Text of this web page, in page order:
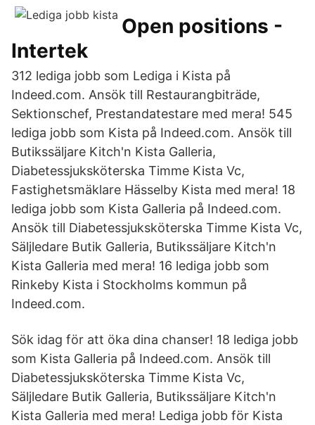
Open positions -
Intertek
312 lediga jobb som Lediga i Kista på
Indeed.com. Ansök till Restaurangbiträde,
Sektionschef, Prestandatestare med mera! 545
lediga jobb som Kista på Indeed.com. Ansök till
Butikssäljare Kitch'n Kista Galleria,
Diabetessjuksköterska Timme Kista Vc,
Fastighetsmäklare Hässelby Kista med mera! 18
lediga jobb som Kista Galleria på Indeed.com.
Ansök till Diabetessjuksköterska Timme Kista Vc,
Säljledare Butik Galleria, Butikssäljare Kitch'n
Kista Galleria med mera! 16 lediga jobb som
Rinkeby Kista i Stockholms kommun på
Indeed.com.
Sök idag för att öka dina chanser! 18 lediga jobb
som Kista Galleria på Indeed.com. Ansök till
Diabetessjuksköterska Timme Kista Vc,
Säljledare Butik Galleria, Butikssäljare Kitch'n
Kista Galleria med mera! Lediga jobb för Kista